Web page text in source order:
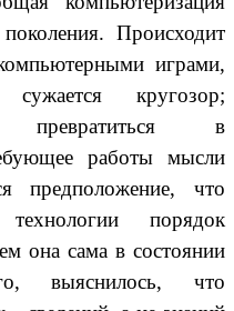
Происходит
играми,
сужается кругозор;
превратиться в
работы мысли
предположение, что
порядок
она сама в состоянии
выяснилось, что